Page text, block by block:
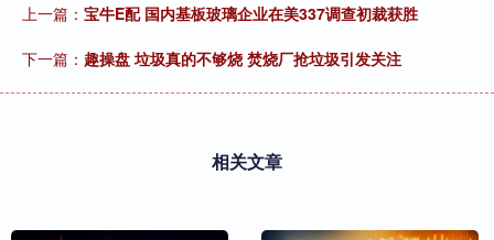
上一篇： 宝牛E配 国内基板玻璃企业在美337调查初裁获胜
下一篇： 趣操盘 垃圾真的不够烧 焚烧厂抢垃圾引发关注
相关文章